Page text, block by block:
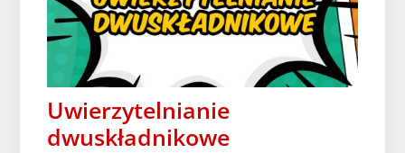
Uwierzytelnianie
dwuskładnikowe